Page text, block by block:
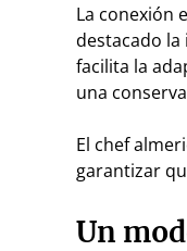
La conexión
destacado la
facilita la
una
El chef
garantizar
Un